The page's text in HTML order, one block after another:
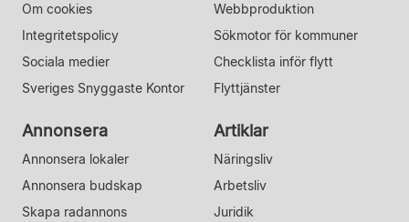
Om cookies
Integritetspolicy
Sociala medier
Sveriges Snyggaste Kontor
Webbproduktion
Sökmotor för kommuner
Checklista inför flytt
Flyttjänster
Annonsera
Annonsera lokaler
Annonsera budskap
Skapa radannons
Artiklar
Näringsliv
Arbetsliv
Juridik